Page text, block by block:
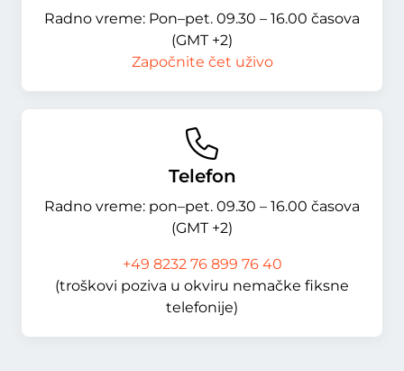
Radno vreme: Pon–pet. 09.30 – 16.00 časova
(GMT +2)
Započnite čet uživo
Telefon
Radno vreme: pon–pet. 09.30 – 16.00 časova
(GMT +2)
+49 8232 76 899 76 40
(troškovi poziva u okviru nemačke fiksne
telefonije)